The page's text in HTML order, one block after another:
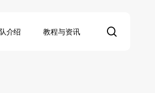
介绍 教程与资讯